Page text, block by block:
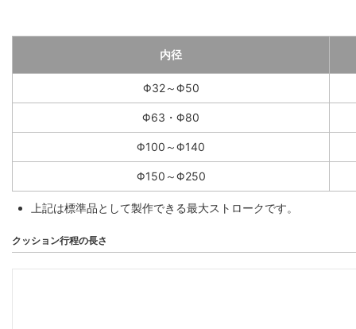
内径
Φ32～Φ50
Φ63・Φ80
Φ100～Φ140
Φ150～Φ250
上記は標準品として製作できる最大ストロークです。
クッション行程の長さ